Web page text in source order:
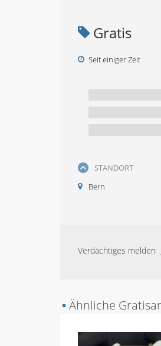
Gratis
Seit einiger Zeit
STANDORT
Bern
Verdächtiges melden
▪ Ähnliche